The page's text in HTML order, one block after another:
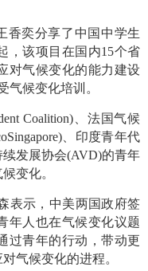
香奕分享了中国中学生
，该项目在国内15个省
对气候变化的能力建设
气候变化培训。
Coalition)、法国气候
、印度青年代
发展协会(AVD)的青年
变化。
表示，中美两国政府签
年人也在气候变化议题
过青年的行动，带动更
气候变化的进程。